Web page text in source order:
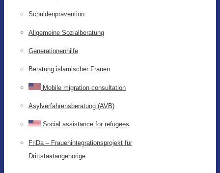
Schuldenprävention
Allgemeine Sozialberatung
Generationenhilfe
Beratung islamischer Frauen
Mobile migration consultation
Asylverfahrensberatung (AVB)
Social assistance for refugees
FriDa – Frauenintegrationsprojekt für
Drittstaatangehörige